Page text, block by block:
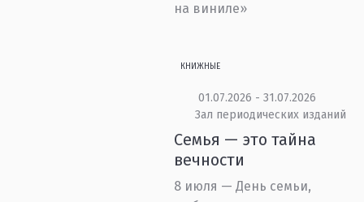
на виниле»
КНИЖНЫЕ
01.07.2026 - 31.07.2026
Зал периодических изданий
Семья — это тайна
вечности
8 июля — День семьи,